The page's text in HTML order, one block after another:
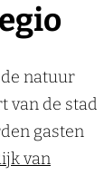
natuur
van de stad
gasten
van